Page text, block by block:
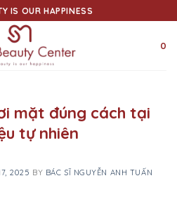
IS OUR HAPPINESS
0
mặt đúng cách tại
tự nhiên
2025 BY BÁC SĨ NGUYỄN ANH TUẤN